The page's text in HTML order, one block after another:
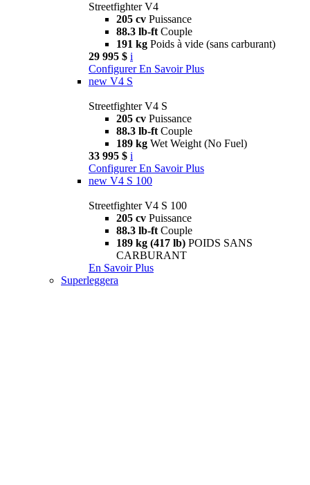
Streetfighter V4
205 cv Puissance
88.3 lb-ft Couple
191 kg Poids à vide (sans carburant)
29 995 $ i
Configurer En Savoir Plus
new V4 S
Streetfighter V4 S
205 cv Puissance
88.3 lb-ft Couple
189 kg Wet Weight (No Fuel)
33 995 $ i
Configurer En Savoir Plus
new V4 S 100
Streetfighter V4 S 100
205 cv Puissance
88.3 lb-ft Couple
189 kg (417 lb) POIDS SANS
CARBURANT
En Savoir Plus
Superleggera